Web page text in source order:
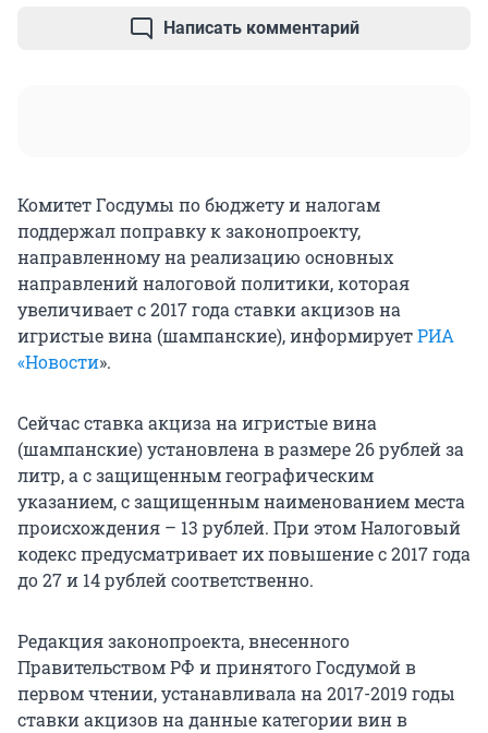
Написать комментарий
Комитет Госдумы по бюджету и налогам
поддержал поправку к законопроекту,
направленному на реализацию основных
направлений налоговой политики, которая
увеличивает с 2017 года ставки акцизов на
игристые вина (шампанские), информируетРИА
«Новости».
Сейчас ставка акциза на игристые вина
(шампанские) установлена в размере 26 рублей за
литр, а с защищенным географическим
указанием, с защищенным наименованием места
происхождения – 13 рублей. При этом Налоговый
кодекс предусматривает их повышение с 2017 года
до 27 и 14 рублей соответственно.
Редакция законопроекта, внесенного
Правительством РФ и принятого Госдумой в
первом чтении, устанавливала на 2017-2019 годы
ставки акцизов на данные категории вин в